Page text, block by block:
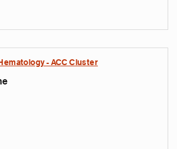
- ACC Cluster